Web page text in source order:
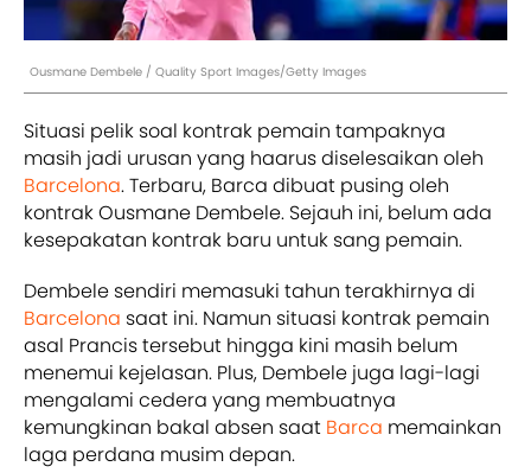
Ousmane Dembele / Quality Sport Images/Getty Images
Situasi pelik soal kontrak pemain tampaknya
masih jadi urusan yang haarus diselesaikan oleh
Barcelona. Terbaru, Barca dibuat pusing oleh
kontrak Ousmane Dembele. Sejauh ini, belum ada
kesepakatan kontrak baru untuk sang pemain.
Dembele sendiri memasuki tahun terakhirnya di
Barcelona saat ini. Namun situasi kontrak pemain
asal Prancis tersebut hingga kini masih belum
menemui kejelasan. Plus, Dembele juga lagi-lagi
mengalami cedera yang membuatnya
kemungkinan bakal absen saat Barca memainkan
laga perdana musim depan.